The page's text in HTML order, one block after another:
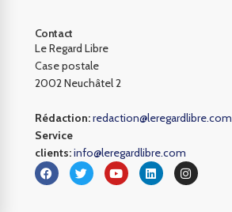
Contact
Le Regard Libre
Case postale
2002 Neuchâtel 2
Rédaction:redaction@leregardlibre.com
Service
clients:info@leregardlibre.com